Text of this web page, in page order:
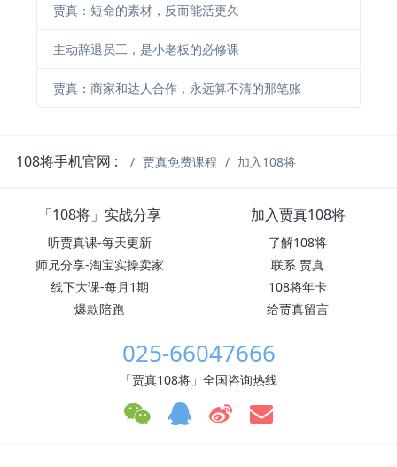
贾真：短命的素材，反而能活更久
主动辞退员工，是小老板的必修课
贾真：商家和达人合作，永远算不清的那笔账
108将手机官网 : 贾真免费课程 加入108将
「108将」实战分享
听贾真课-每天更新
师兄分享-淘宝实操卖家
线下大课-每月1期
爆款陪跑
加入贾真108将
了解108将
联系 贾真
108将年卡
给贾真留言
025-66047666
「贾真108将」全国咨询热线